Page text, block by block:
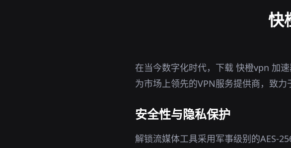
快
在当今数字化时代，下载 快橙vpn 加
为市场上领先的VPN服务提供商，致力
安全性与隐私保护
解锁流媒体工具采用军事级别的AES-